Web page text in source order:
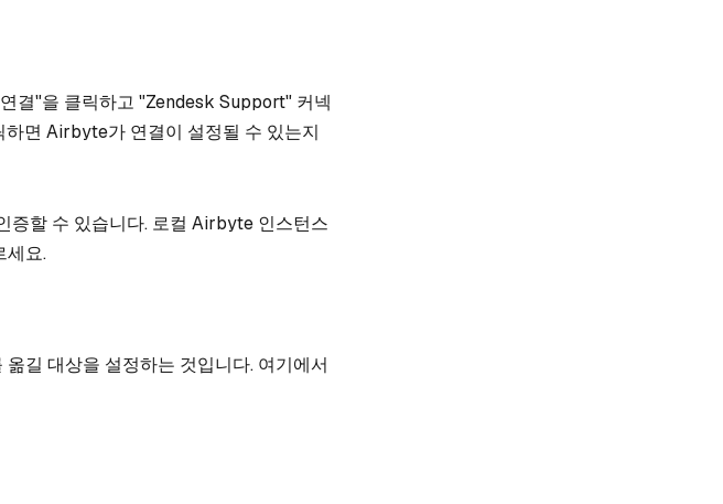
결"을 클릭하고 "Zendesk Support" 커넥
면 Airbyte가 연결이 설정될 수 있는지
할 수 있습니다. 로컬 Airbyte 인스턴스
세요.
길 대상을 설정하는 것입니다. 여기에서